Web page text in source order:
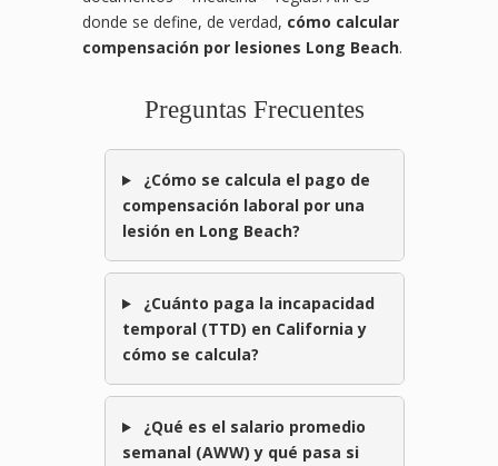
donde se define, de verdad, cómo calcular
compensación por lesiones Long Beach.
Preguntas Frecuentes
¿Cómo se calcula el pago de
compensación laboral por una
lesión en Long Beach?
¿Cuánto paga la incapacidad
temporal (TTD) en California y
cómo se calcula?
¿Qué es el salario promedio
semanal (AWW) y qué pasa si